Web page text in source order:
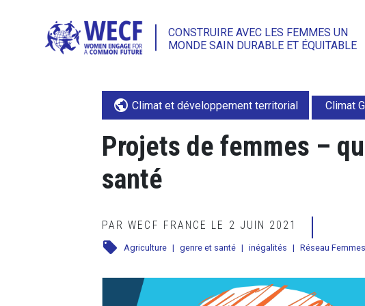
CONSTRUIRE AVEC LES FEMMES UN
MONDE SAIN DURABLE ET ÉQUITABLE
public Climat et développement territorial Climat
Projets de femmes –
santé
PAR WECF FRANCE LE 2 JUIN 2021
local_offer Agriculture | genre et santé | inégalités | Réseau